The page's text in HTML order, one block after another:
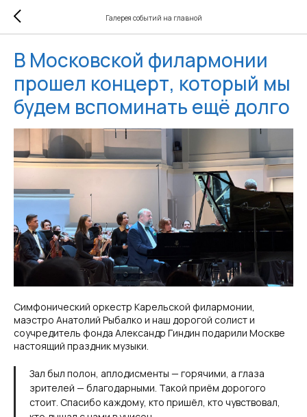
Галерея событий на главной
В Московской филармонии
прошел концерт, который мы
будем вспоминать ещё долго
Симфонический оркестр Карельской филармонии,
маэстро Анатолий Рыбалко и наш дорогой солист и
соучредитель фонда Александр Гиндин подарили Москве
настоящий праздник музыки.
Зал был полон, аплодисменты — горячими, а глаза
зрителей — благодарными. Такой приём дорогого
стоит. Спасибо каждому, кто пришёл, кто чувствовал,